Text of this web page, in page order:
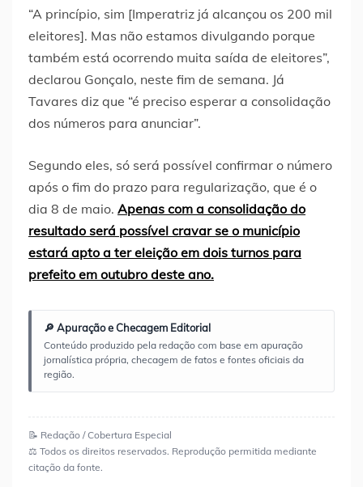
“A princípio, sim [Imperatriz já alcançou os 200 mil
eleitores]. Mas não estamos divulgando porque
também está ocorrendo muita saída de eleitores”,
declarou Gonçalo, neste fim de semana. Já
Tavares diz que “é preciso esperar a consolidação
dos números para anunciar”.
Segundo eles, só será possível confirmar o número
após o fim do prazo para regularização, que é o
dia 8 de maio. Apenas com a consolidação do
resultado será possível cravar se o município
estará apto a ter eleição em dois turnos para
prefeito em outubro deste ano.
🔎 Apuração e Checagem Editorial
Conteúdo produzido pela redação com base em apuração
jornalística própria, checagem de fatos e fontes oficiais da
região.
📝 Redação / Cobertura Especial
⚖️ Todos os direitos reservados. Reprodução permitida mediante
citação da fonte.